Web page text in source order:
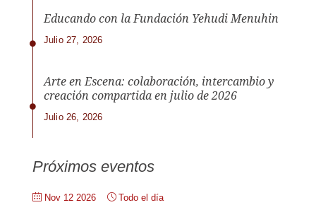
Educando con la Fundación Yehudi Menuhin
Julio 27, 2026
Arte en Escena: colaboración, intercambio y
creación compartida en julio de 2026
Julio 26, 2026
Próximos eventos
Nov 12 2026 Todo el día